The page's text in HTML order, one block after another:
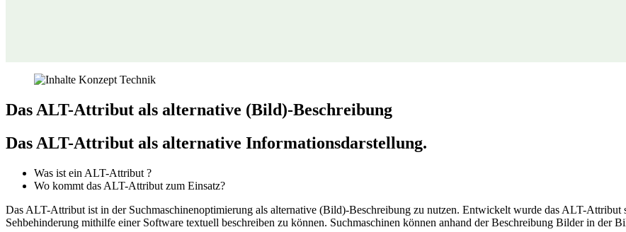
Das ALT-Attribut als alternative (Bild)-Beschreibung
Das ALT-Attribut als alternative Informationsdarstellung.
Was ist ein ALT-Attribut ?
Wo kommt das ALT-Attribut zum Einsatz?
Das ALT-Attribut ist in der Suchmaschinenoptimierung als alternative (Bild)-Beschreibung zu nutzen. Entwickelt wurde das ALT-
Sehbehinderung mithilfe einer Software textuell beschreiben zu können. Suchmaschinen können anhand der Beschreibung Bilder in der